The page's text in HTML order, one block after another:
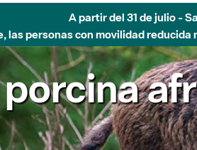
A partir del 31 de julio -
las personas con movilidad